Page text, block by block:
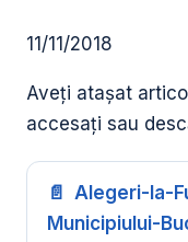
11/11/2018
Aveți atașat
accesați sau
Alegeri-la-
Municipiului-